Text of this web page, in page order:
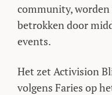
community,
betrokken door
events.
Het zet Activision
volgens Faries op